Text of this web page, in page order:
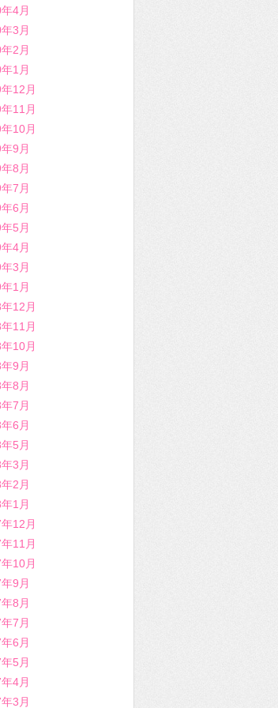
4月
3月
2月
1月
12月
11月
10月
9月
8月
7月
6月
5月
4月
3月
1月
12月
11月
10月
9月
8月
7月
6月
5月
3月
2月
1月
12月
11月
10月
9月
8月
7月
6月
5月
4月
3月